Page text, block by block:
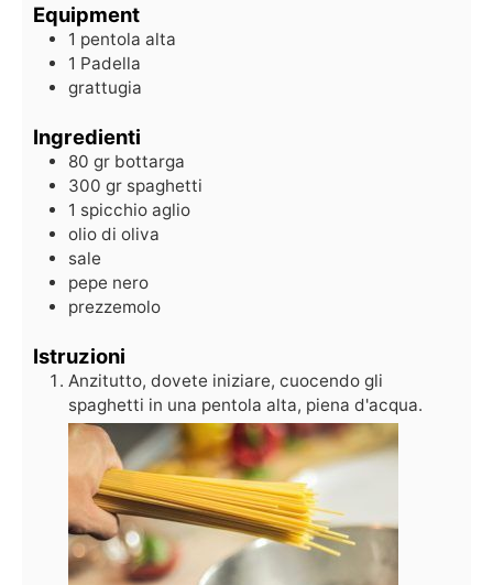
Equipment
1 pentola alta
1 Padella
grattugia
Ingredienti
80 gr bottarga
300 gr spaghetti
1 spicchio aglio
olio di oliva
sale
pepe nero
prezzemolo
Istruzioni
Anzitutto, dovete iniziare, cuocendo gli
spaghetti in una pentola alta, piena d'acqua.